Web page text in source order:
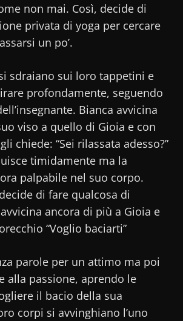
non mai. Così, decide di
privata di yoga per cercare
un po’.
sdraiano sui loro tappetini e
profondamente, seguendo
Bianca avvicina
viso a quello di Gioia e con
chiede: “Sei rilassata adesso?”
timidamente ma la
palpabile nel suo corpo.
di fare qualcosa di
ancora di più a Gioia e
“Voglio baciarti”
parole per un attimo ma poi
alla passione, aprendo le
il bacio della sua
corpi si avvinghiano l’uno